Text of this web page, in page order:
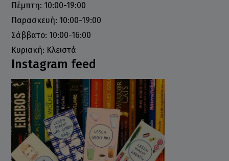
Πέμπτη: 10:00-19:00
Παρασκευή: 10:00-19:00
Σάββατο: 10:00-16:00
Κυριακή: Κλειστά
Instagram feed